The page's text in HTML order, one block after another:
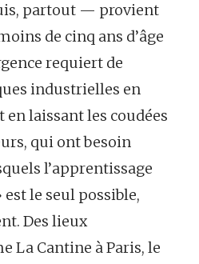
partout — provient
de cinq ans d’âge
requiert de
industrielles en
en laissant les coudées
qui ont besoin
l’apprentissage
le seul possible,
Des lieux
La Cantine à Paris, le